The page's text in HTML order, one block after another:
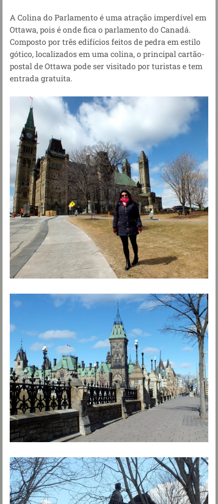
A Colina do Parlamento é uma atração imperdível em
Ottawa, pois é onde fica o parlamento do Canadá.
Composto por três edifícios feitos de pedra em estilo
gótico, localizados em uma colina, o principal cartão-
postal de Ottawa pode ser visitado por turistas e tem
entrada gratuita.